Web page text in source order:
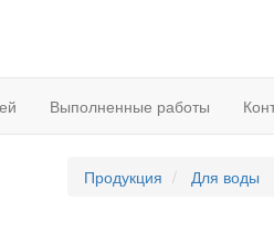
Выполненные работы
Продукция Для воды